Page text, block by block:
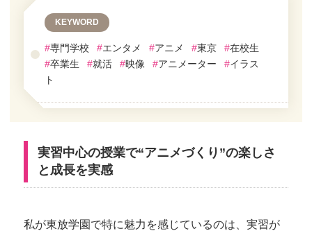
KEYWORD
#専門学校 #エンタメ #アニメ #東京 #在校生
#卒業生 #就活 #映像 #アニメーター #イラス
ト
実習中心の授業で“アニメづくり”の楽しさ
と成長を実感
私が東放学園で特に魅力を感じているのは、実習が